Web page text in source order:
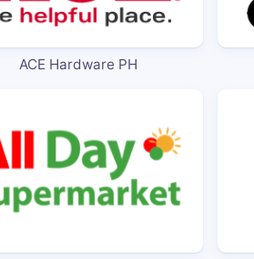
ACE Hardware PH